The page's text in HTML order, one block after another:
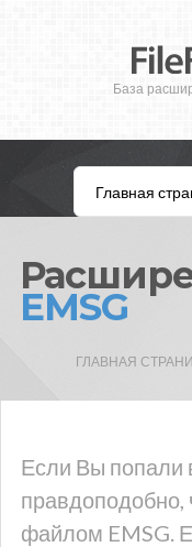
База
EMSG
ГЛАВНАЯ
Если Вы попали
правдоподобно,
файлом EMSG.